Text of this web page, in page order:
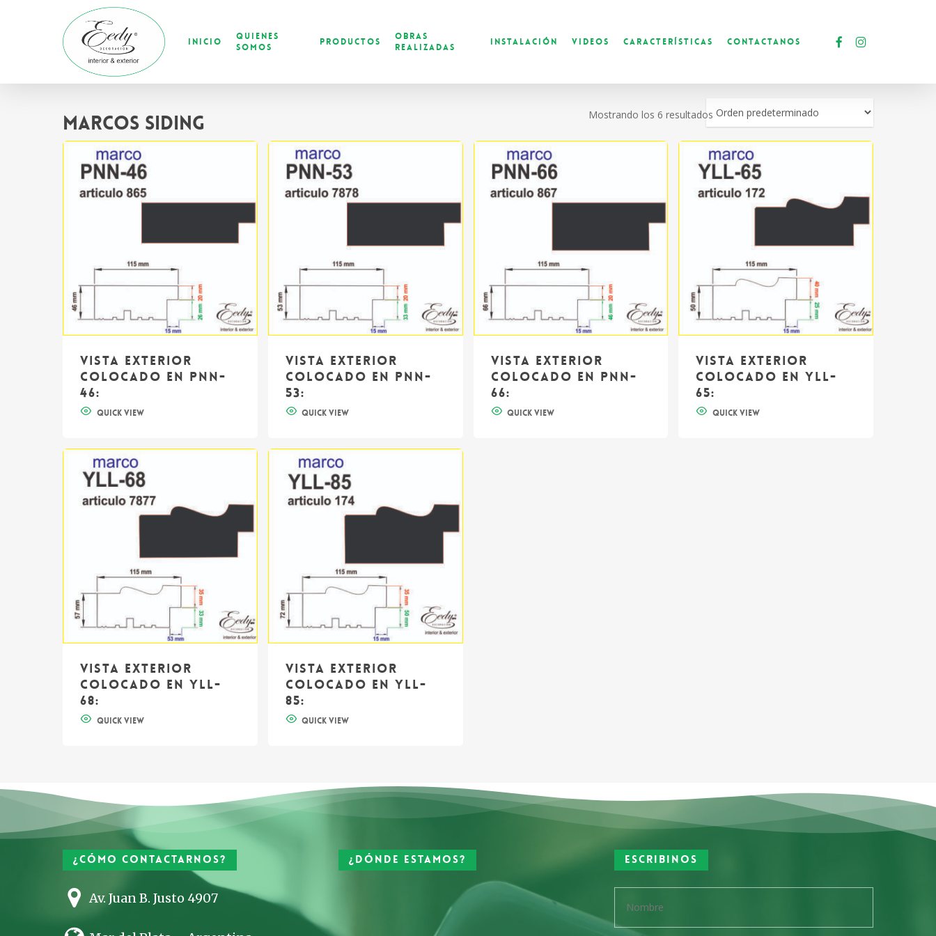
Inicio
Quienes
Somos
Productos
Obras
Realizadas
Instalación Videos Características Contactanos facebook
instagram
Marcos Siding Mostrando los 6 resultados
Vista exterior
colocado en PNN-
46:
Vista exterior
colocado en PNN-
53:
Vista exterior
colocado en PNN-
66:
Vista exterior
colocado en YLL-
65:
Vista exterior
colocado en YLL-
68:
Vista exterior
colocado en YLL-
85:
¿Cómo contactarnos?
Av. Juan B. Justo 4907
¿Dónde estamos? Escribinos